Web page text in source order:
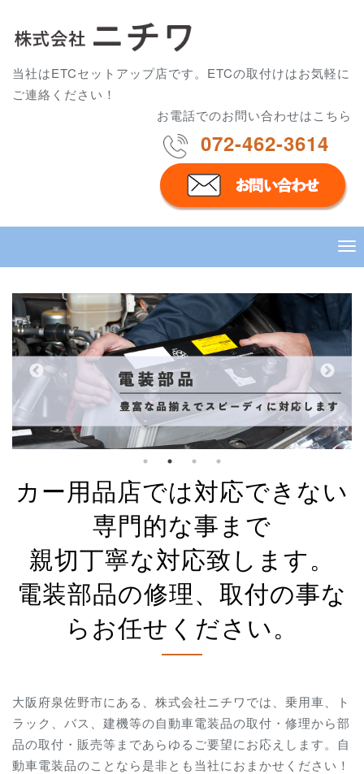
当社はETCセットアップ店です。ETCの取付けはお気軽に
ご連絡ください！
お電話でのお問い合わせはこちら
072-462-3614
カー用品店では対応できない
専門的な事まで
親切丁寧な対応致します。
電装部品の修理、取付の事な
らお任せください。
大阪府泉佐野市にある、株式会社ニチワでは、乗用車、ト
ラック、バス、建機等の自動車電装品の取付・修理から部
品の取付・販売等まであらゆるご要望にお応えします。自
動車電装品のことなら是非とも当社におまかせください！